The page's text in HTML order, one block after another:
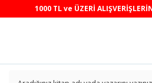
1000 TL ve ÜZERİ